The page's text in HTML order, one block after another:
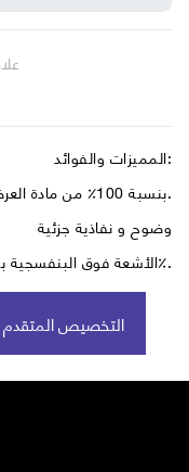
المميزات والفوائد:
بنسبة 100٪ من مادة العرض المُنتج بالأكريليك.
وضوح و نفاذية جزئية
الأشعة فوق البنفسجية بنسبة 0٪ و حجبها بنسبة 100٪.
التخصيص المتقدم